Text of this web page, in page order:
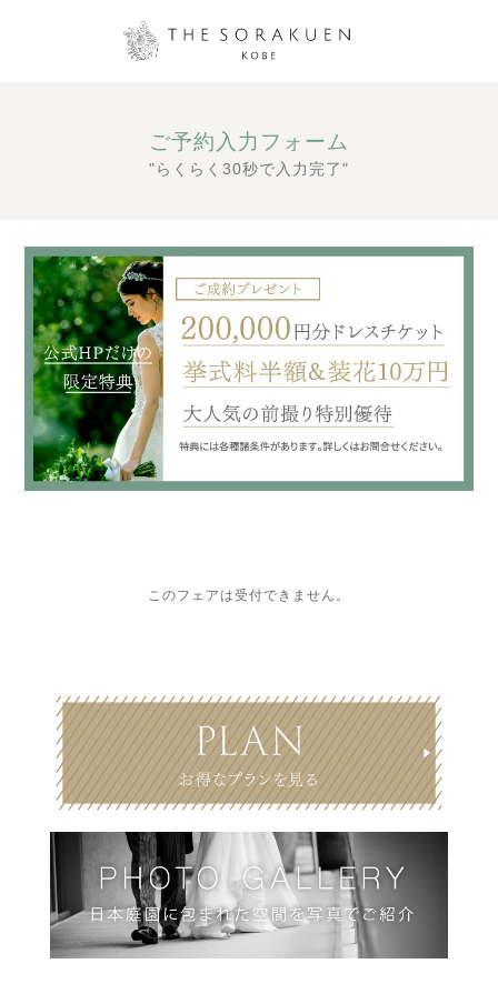
ご予約入力フォーム
"らくらく30秒で入力完了"
このフェアは受付できません。